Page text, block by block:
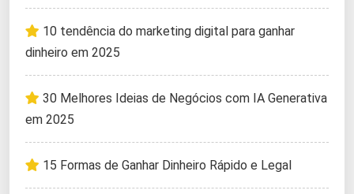
10 tendência do marketing digital para ganhar
dinheiro em 2025
30 Melhores Ideias de Negócios com IA Generativa
em 2025
15 Formas de Ganhar Dinheiro Rápido e Legal